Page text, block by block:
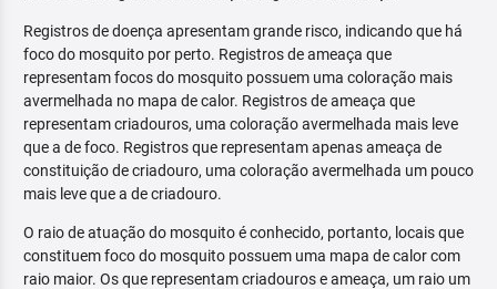
Registros de doença apresentam grande risco, indicando que há
foco do mosquito por perto. Registros de ameaça que
representam focos do mosquito possuem uma coloração mais
avermelhada no mapa de calor. Registros de ameaça que
representam criadouros, uma coloração avermelhada mais leve
que a de foco. Registros que representam apenas ameaça de
constituição de criadouro, uma coloração avermelhada um pouco
mais leve que a de criadouro.
O raio de atuação do mosquito é conhecido, portanto, locais que
constituem foco do mosquito possuem uma mapa de calor com
raio maior. Os que representam criadouros e ameaça, um raio um